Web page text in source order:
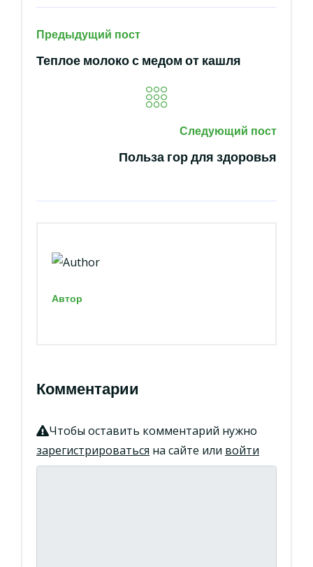
Предыдущий пост
Теплое молоко с медом от кашля
Следующий пост
Польза гор для здоровья
Автор
Комментарии
Чтобы оставить комментарий нужно
зарегистрироваться на сайте или войти